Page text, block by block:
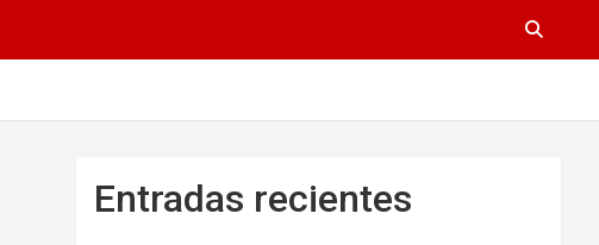
Entradas recientes